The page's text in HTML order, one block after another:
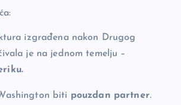
izgrađena nakon Drugog
je na jednom temelju –
biti pouzdan partner.